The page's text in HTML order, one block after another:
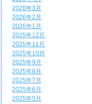
2026年3月
2026年2月
2026年1月
2025年12月
2025年11月
2025年10月
2025年9月
2025年8月
2025年7月
2025年6月
2025年5月